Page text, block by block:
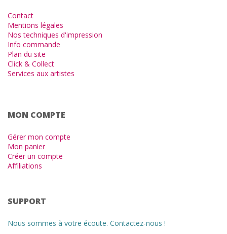
Contact
Mentions légales
Nos techniques d'impression
Info commande
Plan du site
Click & Collect
Services aux artistes
MON COMPTE
Gérer mon compte
Mon panier
Créer un compte
Affiliations
SUPPORT
Nous sommes à votre écoute. Contactez-nous !